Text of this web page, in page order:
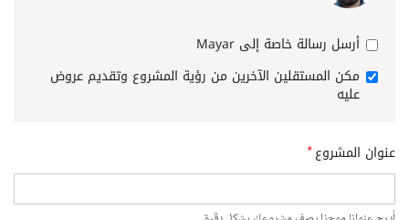
أرسل رسالة خاصة إلى Mayar
مكن المستقلين الآخرين من رؤية المشروع وتقديم عروض
عليه
عنوان المشروع*